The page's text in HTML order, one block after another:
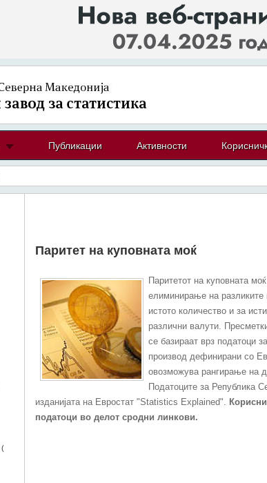
Публикации Активности
Паритет на куповната моќ
Паритетот на куповната
елиминирање на разликите
истото количество и за
различни валути.
се базираат врз податоци
производ дефинирани со
овозможува рангирање на
Податоците за Република
изданијата на Евростат "Statistics Explained".
податоци во делот сродни линкови.
(